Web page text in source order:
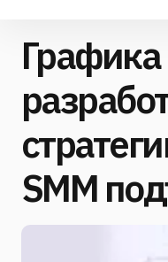
Графика
SMM